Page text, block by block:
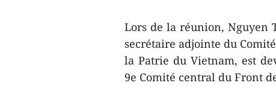
Lors de la réunion, Nguyen
secrétaire adjointe du
la Patrie du Vietnam, est
9e Comité central du Front